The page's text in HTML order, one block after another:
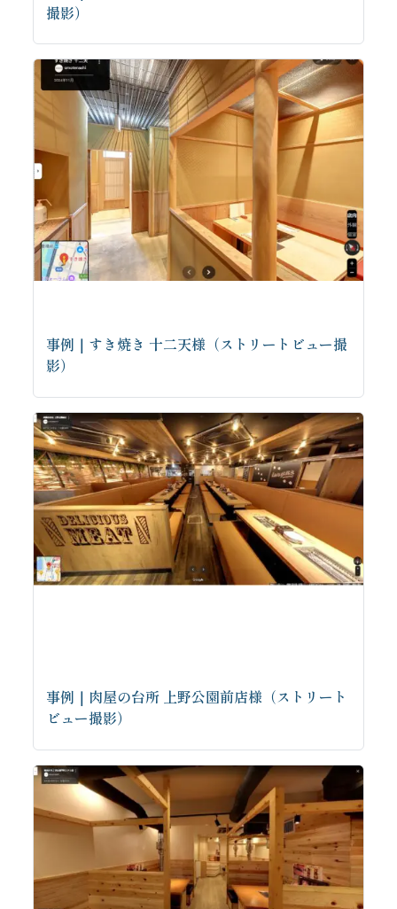
撮影）
事例｜すき焼き 十二天様（ストリートビュー撮
影）
事例｜肉屋の台所 上野公園前店様（ストリート
ビュー撮影）